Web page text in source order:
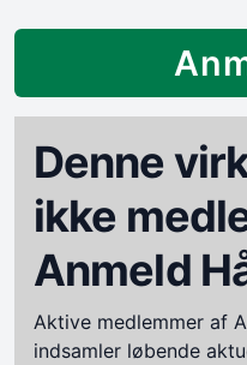
Denne
ikke
Anmeld
Aktive medlemmer af
indsamler løbende